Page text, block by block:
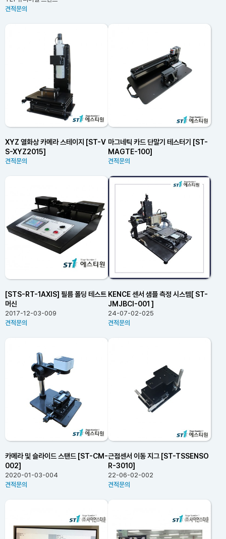
견적문의
XYZ 열화상 카메라 스테이지 [ST-V
S-XYZ2015]
견적문의
마그네틱 카드 단말기 테스터기 [ST-
MAGTE-100]
견적문의
[STS-RT-1AXIS] 필름 폴딩 테스트
머신
2017-12-03-009
견적문의
KENCE 센서 샘플 측정 시스템[ ST-
JMJBCI-001 ]
24-07-02-025
견적문의
카메라 및 슬라이드 스탠드 [ST-CM-
002]
2020-01-03-004
견적문의
근접센서 이동 지그 [ST-TSSENSO
R-3010]
22-06-02-002
견적문의